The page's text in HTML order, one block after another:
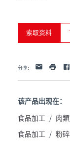
索取资料
分享: 电子邮件
打印
该产品出现在：
食品加工 / 肉
食品加工 / 粉